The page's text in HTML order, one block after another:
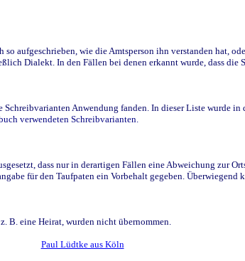
wie die Amtsperson ihn verstanden hat,
Dialekt. In den Fällen bei denen erkannt wurde, dass
Anwendung fanden. In dieser Liste wurde
verwendeten Schreibvarianten.
dass nur in derartigen Fällen eine Abweichung zur
für den Taufpaten ein Vorbehalt gegeben. Überwiegend
B. eine Heirat, wurden nicht übernommen.
Paul Lüdtke aus Köln